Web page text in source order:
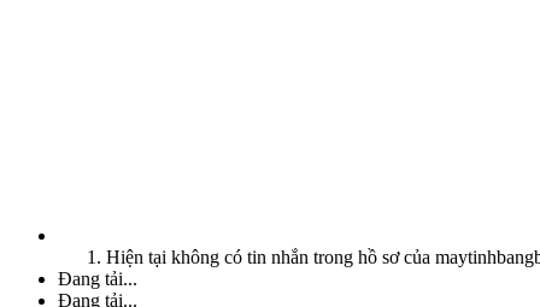
Hiện tại không có tin nhắn trong hồ sơ của
Đang tải...
Đang tải...